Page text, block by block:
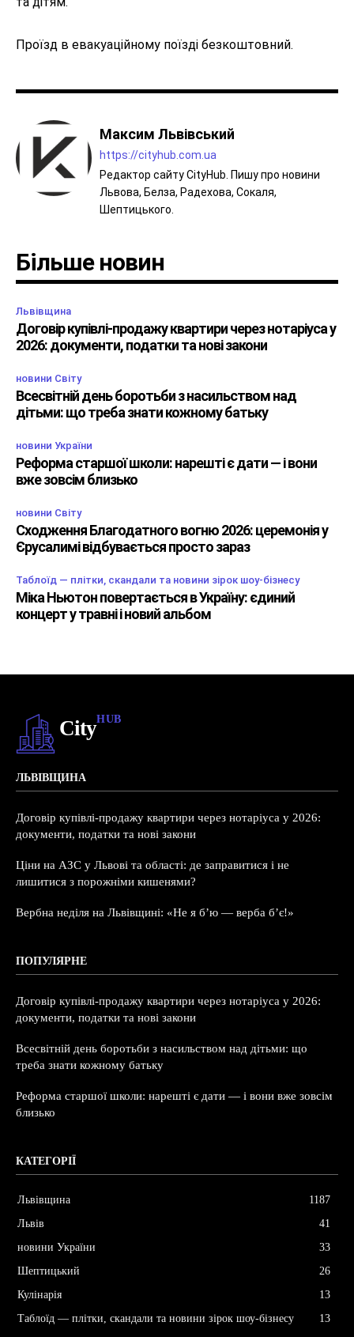
Проїзд в евакуаційному поїзді безкоштовний.
Максим Львівський
https://cityhub.com.ua
Редактор сайту CityHub. Пишу про новини
Львова, Белза, Радехова, Сокаля,
Шептицького.
Більше новин
Львівщина
Договір купівлі-продажу квартири через нотаріуса у
2026: документи, податки та нові закони
новини Світу
Всесвітній день боротьби з насильством над
дітьми: що треба знати кожному батьку
новини України
Реформа старшої школи: нарешті є дати — і вони
вже зовсім близько
новини Світу
Сходження Благодатного вогню 2026: церемонія у
Єрусалимі відбувається просто зараз
Таблоїд — плітки, скандали та новини зірок шоу-бізнесу
Міка Ньютон повертається в Україну: єдиний
концерт у травні і новий альбом
CityHUB
ЛЬВІВЩИНА
Договір купівлі-продажу квартири через нотаріуса у 2026:
документи, податки та нові закони
Ціни на АЗС у Львові та області: де заправитися і не
лишитися з порожніми кишенями?
Вербна неділя на Львівщині: «Не я б’ю — верба б’є!»
ПОПУЛЯРНЕ
Договір купівлі-продажу квартири через нотаріуса у 2026:
документи, податки та нові закони
Всесвітній день боротьби з насильством над дітьми: що
треба знати кожному батьку
Реформа старшої школи: нарешті є дати — і вони вже зовсім
близько
КАТЕГОРІЇ
Львівщина
1187
Львів
41
новини України
33
Шептицький
26
Кулінарія
13
Таблоїд — плітки, скандали та новини зірок шоу-бізнесу
13